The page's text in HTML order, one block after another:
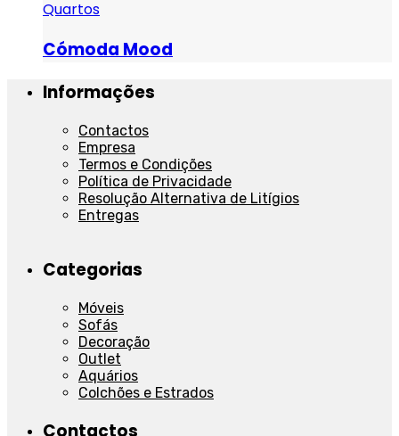
Quartos
Cómoda Mood
Informações
Contactos
Empresa
Termos e Condições
Política de Privacidade
Resolução Alternativa de Litígios
Entregas
Categorias
Móveis
Sofás
Decoração
Outlet
Aquários
Colchões e Estrados
Contactos